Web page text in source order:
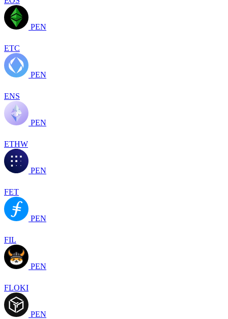
PEN
ETC
PEN
ENS
PEN
ETHW
PEN
FET
PEN
FIL
PEN
FLOKI
PEN